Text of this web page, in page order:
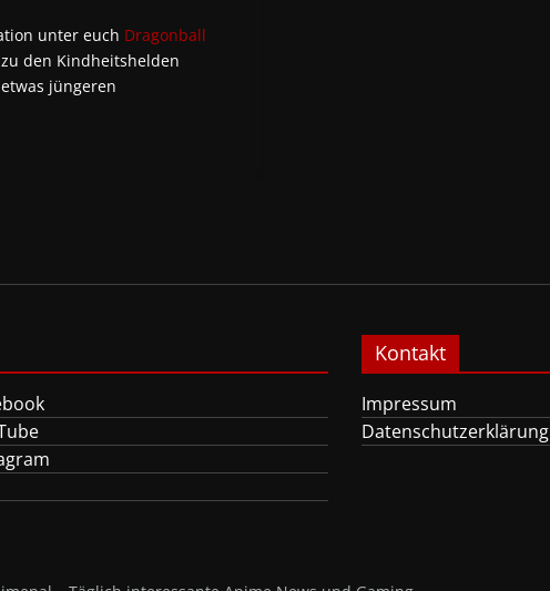
unter euch Dragonball
zu den Kindheitshelden
jüngeren
Kontakt
Impressum
Datenschutzerklärung